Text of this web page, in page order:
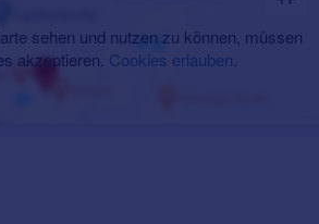
sehen und nutzen zu können, müssen
akzeptieren. Cookies erlauben